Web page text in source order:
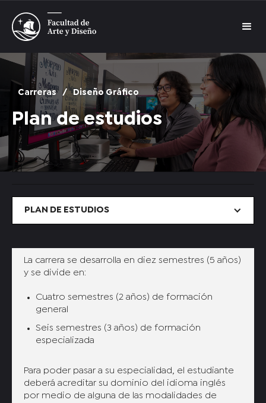
Carreras / Diseño Gráfico
Plan de estudios
La carrera se desarrolla en diez semestres (5 años)
y se divide en:
Cuatro semestres (2 años) de formación
general
Seis semestres (3 años) de formación
especializada
Para poder pasar a su especialidad, el estudiante
deberá acreditar su dominio del idioma inglés
por medio de alguna de las modalidades de
PLAN DE ESTUDIOS